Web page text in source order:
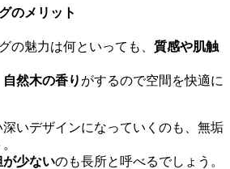
のメリット
の魅力は何といっても、 質感や肌触
自然木の香り がするので空間を快適に
いデザインになっていくのも、無垢
が少ないのも長所と呼べるでしょう。